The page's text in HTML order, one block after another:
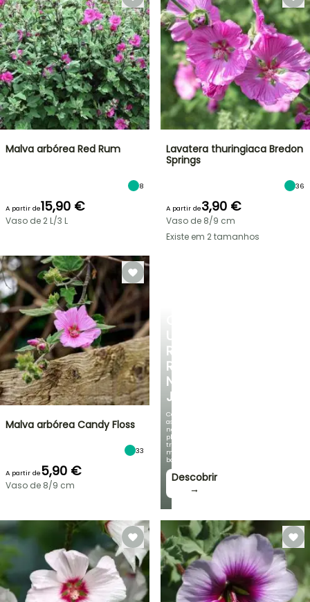
UM
RECANTO
REFRESCANTE
NO
JARDIM
Com
as
nossas
plantas
trepadeiras
mais
bonitas!
Descobrir
→
Malva arbórea Red Rum
8
A partir de15,90 €
Vaso de 2 L/3 L
Lavatera thuringiaca Bredon
Springs
36
A partir de3,90 €
Vaso de 8/9 cm
Existe em 2 tamanhos
Malva arbórea Candy Floss
33
A partir de5,90 €
Vaso de 8/9 cm